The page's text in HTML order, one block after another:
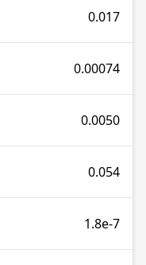
0.017
0.00074
0.0050
0.054
1.8e-7